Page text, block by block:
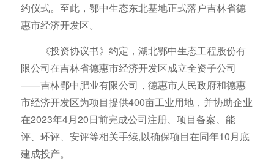
约仪式。至此，鄂中生态东北基地正式落户吉林省德
惠市经济开发区。
《投资协议书》约定，湖北鄂中生态工程股份有
限公司在吉林省德惠市经济开发区成立全资子公司
——吉林鄂中肥业有限公司，德惠市人民政府和德惠
市经济开发区为项目提供400亩工业用地，并协助企业
在2023年4月20日前完成公司注册、项目备案、能
评、环评、安评等相关手续,以确保项目在同年10月底
建成投产。